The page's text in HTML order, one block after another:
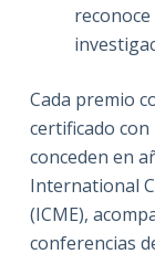
Cada premio
certificado
conceden en
International
(ICME),
conferencias